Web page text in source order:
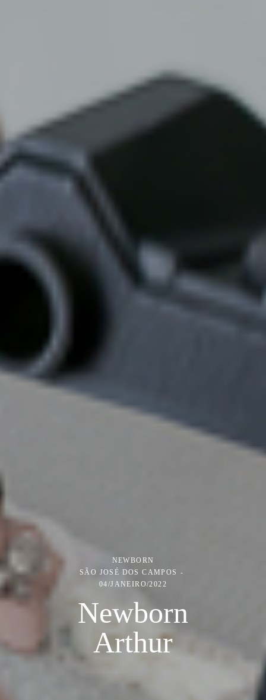
NEWBORN
SÃO JOSÉ DOS CAMPOS
04/JANEIRO/2022
Newborn
Arthur